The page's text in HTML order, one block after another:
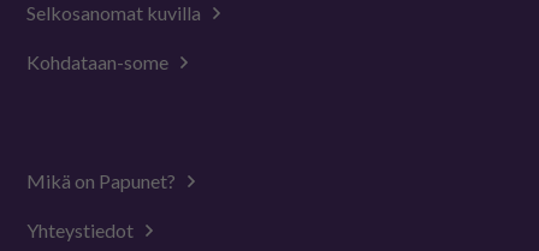
Selkosanomat kuvilla
Kohdataan-some
Mikä on Papunet?
Yhteystiedot